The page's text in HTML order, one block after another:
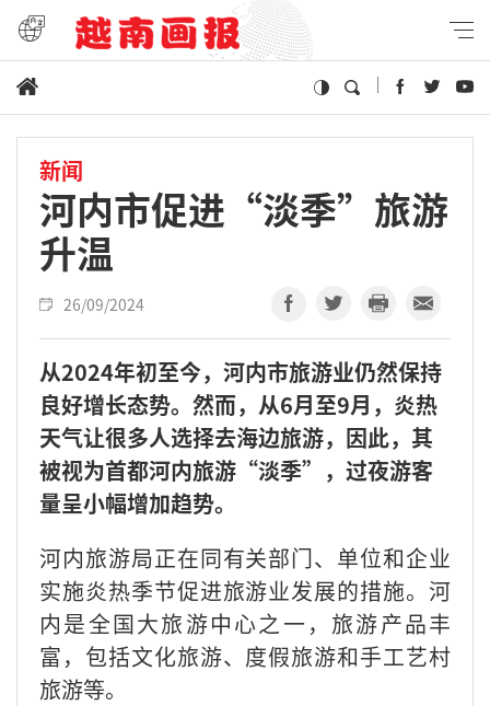
新闻
河内市促进“淡季”旅游
升温
26/09/2024
从2024年初至今，河内市旅游业仍然保持
良好增长态势。然而，从6月至9月，炎热
天气让很多人选择去海边旅游，因此，其
被视为首都河内旅游“淡季”，过夜游客
量呈小幅增加趋势。
河内旅游局正在同有关部门、单位和企业
实施炎热季节促进旅游业发展的措施。河
内是全国大旅游中心之一，旅游产品丰
富，包括文化旅游、度假旅游和手工艺村
旅游等。